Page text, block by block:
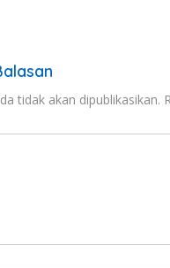
tidak akan dipublikasikan.